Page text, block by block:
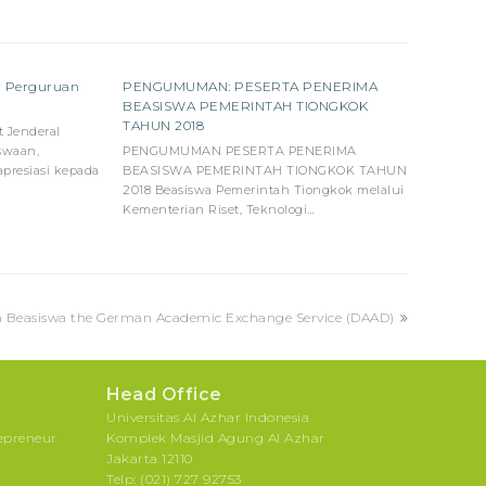
Perguruan
Jenderal
kepada
PENGUMUMAN: PESERTA PENERIMA
BEASISWA PEMERINTAH TIONGKOK
TAHUN 2018
PENGUMUMAN PESERTA PENERIMA
BEASISWA PEMERINTAH TIONGKOK TAHUN
2018 Beasiswa Pemerintah Tiongkok melalui
Kementerian Riset, Teknologi…
the German Academic Exchange Service (DAAD)
Head Office
Universitas Al Azhar Indonesia
Komplek Masjid Agung Al Azhar
Jakarta 12110
Telp: (021) 727 92753